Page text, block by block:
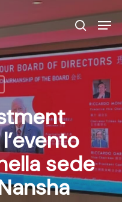
ricerca
sede
Menu